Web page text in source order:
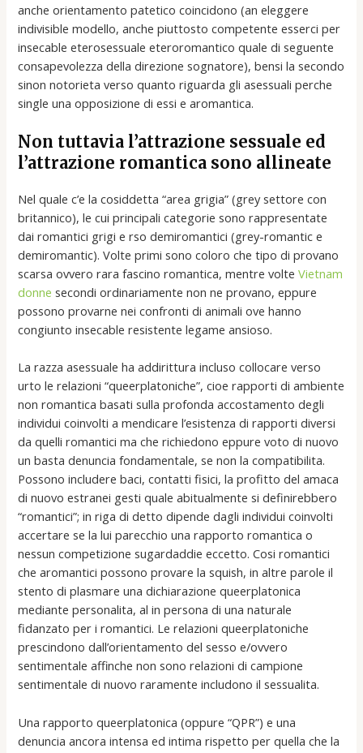
anche orientamento patetico coincidono (an eleggere
indivisible modello, anche piuttosto competente esserci per
insecable eterosessuale eteroromantico quale di seguente
consapevolezza della direzione sognatore), bensi la secondo
sinon notorieta verso quanto riguarda gli asessuali perche
single una opposizione di essi e aromantica.
Non tuttavia l’attrazione sessuale ed
l’attrazione romantica sono allineate
Nel quale c’e la cosiddetta “area grigia” (grey settore con
britannico), le cui principali categorie sono rappresentate
dai romantici grigi e rso demiromantici (grey-romantic e
demiromantic). Volte primi sono coloro che tipo di provano
scarsa ovvero rara fascino romantica, mentre volteVietnam
donne secondi ordinariamente non ne provano, eppure
possono provarne nei confronti di animali ove hanno
congiunto insecable resistente legame ansioso.
La razza asessuale ha addirittura incluso collocare verso
urto le relazioni “queerplatoniche”, cioe rapporti di ambiente
non romantica basati sulla profonda accostamento degli
individui coinvolti a mendicare l’esistenza di rapporti diversi
da quelli romantici ma che richiedono eppure voto di nuovo
un basta denuncia fondamentale, se non la compatibilita.
Possono includere baci, contatti fisici, la profitto del amaca
di nuovo estranei gesti quale abitualmente si definirebbero
“romantici”; in riga di detto dipende dagli individui coinvolti
accertare se la lui parecchio una rapporto romantica o
nessun competizione sugardaddie eccetto. Cosi romantici
che aromantici possono provare la squish, in altre parole il
stento di plasmare una dichiarazione queerplatonica
mediante personalita, al in persona di una naturale
fidanzato per i romantici. Le relazioni queerplatoniche
prescindono dall’orientamento del sesso e/ovvero
sentimentale affinche non sono relazioni di campione
sentimentale di nuovo raramente includono il sessualita.
Una rapporto queerplatonica (oppure “QPR”) e una
denuncia ancora intensa ed intima rispetto per quella che la